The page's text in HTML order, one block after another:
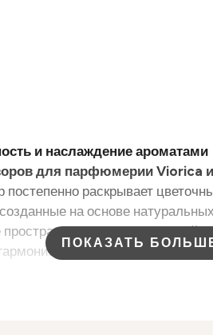
и наслаждение ароматами
для парфюмерии Viorica
раскрывает
на основе
Их современный и
каждый день.
ПОКАЗАТЬ